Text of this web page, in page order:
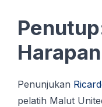
Penunjukan
pelatih Malut